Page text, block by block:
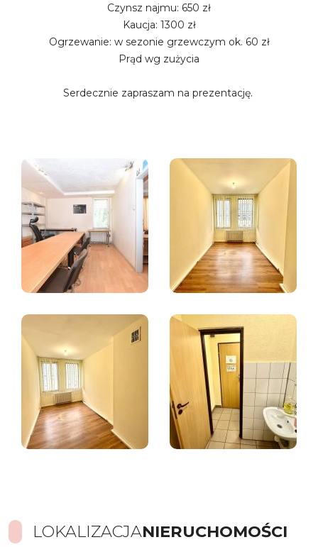
Czynsz najmu: 650 zł
Kaucja: 1300 zł
Ogrzewanie: w sezonie grzewczym ok. 60 zł
Prąd wg zużycia
Serdecznie zapraszam na prezentację.
LOKALIZACJANIERUCHOMOŚCI